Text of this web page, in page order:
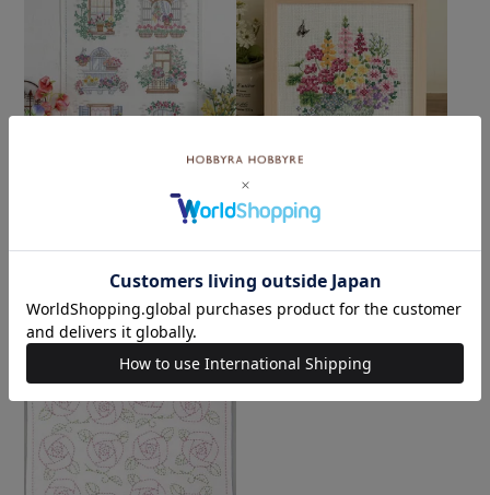
ステッチクロス＜花の香り
メール便1個まで可
×(在庫なし)
クロスステッチフレーム＜
ガーデンポット＞
¥4,620税込
×(在庫なし)